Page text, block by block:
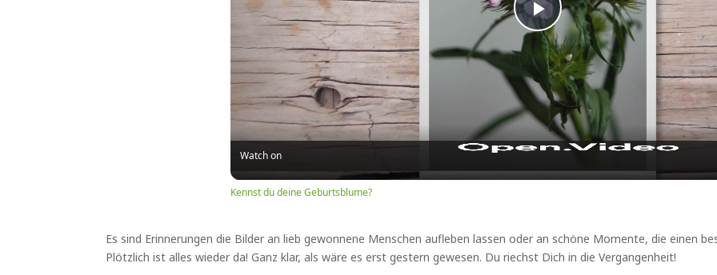
Play
Video
Watch on
Kennst du deine Geburtsblume?
Es sind Erinnerungen die Bilder an lieb gewonnene Menschen aufleben lassen oder an schöne Momente, die einen
Plötzlich ist alles wieder da! Ganz klar, als wäre es erst gestern gewesen. Du riechst Dich in die Vergangenheit!